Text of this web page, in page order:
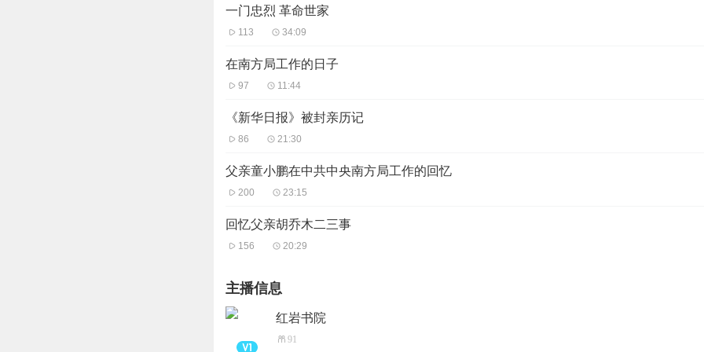
一门忠烈 革命世家
113 34:09
在南方局工作的日子
97 11:44
《新华日报》被封亲历记
86 21:30
父亲童小鹏在中共中央南方局工作的回忆
200 23:15
回忆父亲胡乔木二三事
156 20:29
主播信息
红岩书院
91